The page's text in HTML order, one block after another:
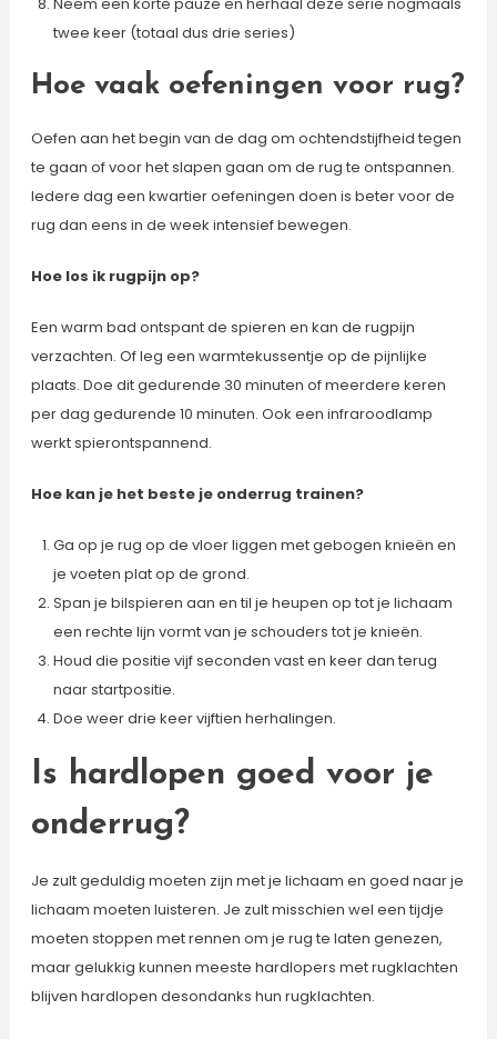
twee keer (totaal dus drie series)
Hoe vaak oefeningen voor rug?
Oefen aan het begin van de dag om ochtendstijfheid tegen
te gaan of voor het slapen gaan om de rug te ontspannen.
Iedere dag een kwartier oefeningen doen is beter voor de
rug dan eens in de week intensief bewegen.
Hoe los ik rugpijn op?
Een warm bad ontspant de spieren en kan de rugpijn
verzachten. Of leg een warmtekussentje op de pijnlijke
plaats. Doe dit gedurende 30 minuten of meerdere keren
per dag gedurende 10 minuten. Ook een infraroodlamp
werkt spierontspannend.
Hoe kan je het beste je onderrug trainen?
Ga op je rug op de vloer liggen met gebogen knieën en
je voeten plat op de grond.
Span je bilspieren aan en til je heupen op tot je lichaam
een rechte lijn vormt van je schouders tot je knieën.
Houd die positie vijf seconden vast en keer dan terug
naar startpositie.
Doe weer drie keer vijftien herhalingen.
Is hardlopen goed voor je
onderrug?
Je zult geduldig moeten zijn met je lichaam en goed naar je
lichaam moeten luisteren. Je zult misschien wel een tijdje
moeten stoppen met rennen om je rug te laten genezen,
maar gelukkig kunnen meeste hardlopers met rugklachten
blijven hardlopen desondanks hun rugklachten.